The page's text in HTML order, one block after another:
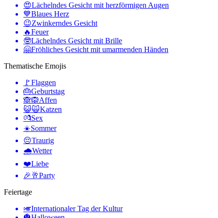
😍Lächelndes Gesicht mit herzförmigen Augen
💙Blaues Herz
😉Zwinkerndes Gesicht
🔥Feuer
🤓Lächelndes Gesicht mit Brille
🤗Fröhliches Gesicht mit umarmenden Händen
Thematische Emojis
🚩Flaggen
🎂Geburtstag
🙈🙉Affen
😺🙀Katzen
💏Sex
☀️Sommer
😔Traurig
🌧Wetter
❤️Liebe
🎉🥂Party
Feiertage
🎺Internationaler Tag der Kultur